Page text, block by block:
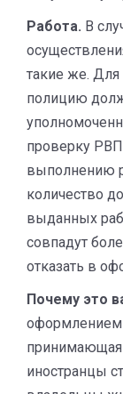
Работа. В
такие же.
полицию
проверку
выполнению
количество
выданных
совпадут
отказать в
Почему это
оформлением
принимающая
иностранцы